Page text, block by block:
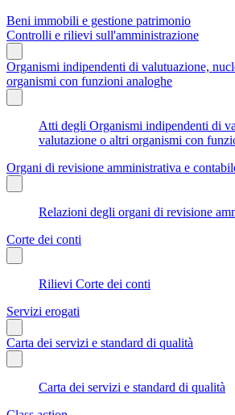
Beni immobili e gestione patrimonio
Controlli e rilievi sull'amministrazione
Organismi indipendenti di valutuazione,
organismi con funzioni analoghe
Atti degli Organismi indipendenti di
valutazione o altri organismi con
Organi di revisione amministrativa e
Relazioni degli organi di revisione
Corte dei conti
Rilievi Corte dei conti
Servizi erogati
Carta dei servizi e standard di qualità
Carta dei servizi e standard di qualità